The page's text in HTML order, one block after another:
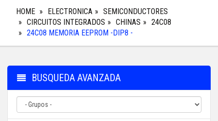
HOME ELECTRONICA
SEMICONDUCTORES
CIRCUITOS INTEGRADOS
CHINAS
24C08
24C08 MEMORIA EEPROM -DIP8 -
BUSQUEDA AVANZADA